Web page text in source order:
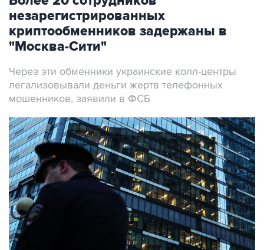
незарегистрированных
криптообменников задержаны в
"Москва-Сити"
Через эти обменники украинские колл-центры
легализовывали деньги жертв телефонных
мошенников, заявили в ФСБ